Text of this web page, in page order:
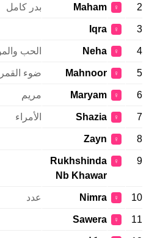
2
♀
Maham بدر كامل
3
♀
Iqra
4
♀
Neha الحب
5
♀
Mahnoor ضوء القمر
6
♀
Maryam مريم
7
♀
Shazia الأمراء
8
♀
Zayn
9
♀
Rukhshinda
Nb Khawar
10
♀
Nimra عدد
11
♀
Sawera